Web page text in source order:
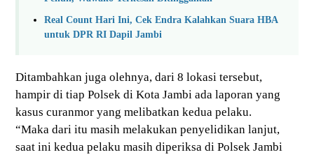
Real Count Hari Ini, Cek Endra Kalahkan Suara HBA
untuk DPR RI Dapil Jambi
Ditambahkan juga olehnya, dari 8 lokasi tersebut,
hampir di tiap Polsek di Kota Jambi ada laporan yang
kasus curanmor yang melibatkan kedua pelaku.
“Maka dari itu masih melakukan penyelidikan lanjut,
saat ini kedua pelaku masih diperiksa di Polsek Jambi